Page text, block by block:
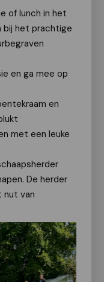
of lunch in het
bij het prachtige
en ga mee op
en
met een leuke
De herder
nut van